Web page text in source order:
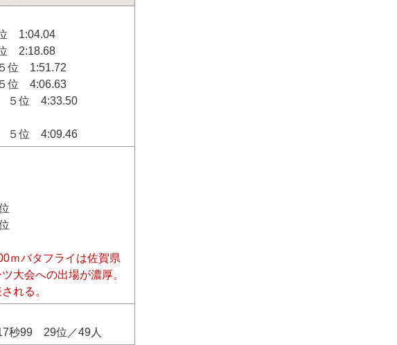
1:04.04
2:18.68
位 1:51.72
位 4:06.63
５位 4:33.50
５位 4:09.46
ｍバタフライは佐賀県
大会への出場が濃厚。
れる。
秒99 29位／49人